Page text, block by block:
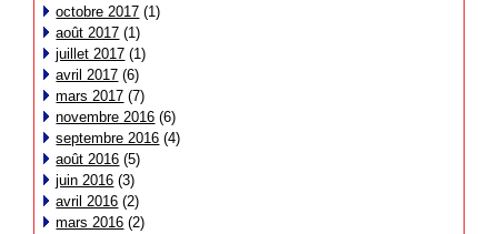
octobre 2017 (1)
août 2017 (1)
juillet 2017 (1)
avril 2017 (6)
mars 2017 (7)
novembre 2016 (6)
septembre 2016 (4)
août 2016 (5)
juin 2016 (3)
avril 2016 (2)
mars 2016 (2)